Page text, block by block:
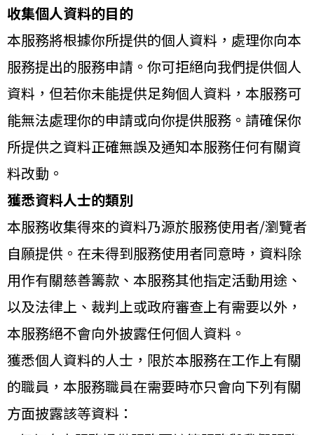
收集個人資料的目的
本服務將根據你所提供的個人資料，處理你向本
服務提出的服務申請。你可拒絕向我們提供個人
資料，但若你未能提供足夠個人資料，本服務可
能無法處理你的申請或向你提供服務。請確保你
所提供之資料正確無誤及通知本服務任何有關資
料改動。
獲悉資料人士的類別
本服務收集得來的資料乃源於服務使用者/瀏覽者
自願提供。在未得到服務使用者同意時，資料除
用作有關慈善籌款、本服務其他指定活動用途、
以及法律上、裁判上或政府審查上有需要以外，
本服務絕不會向外披露任何個人資料。
獲悉個人資料的人士，限於本服務在工作上有關
的職員，本服務職員在需要時亦只會向下列有關
方面披露該等資料：